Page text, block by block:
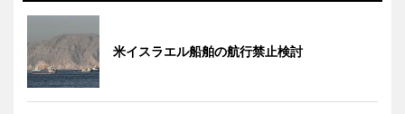
米イスラエル船舶の航行禁止検討